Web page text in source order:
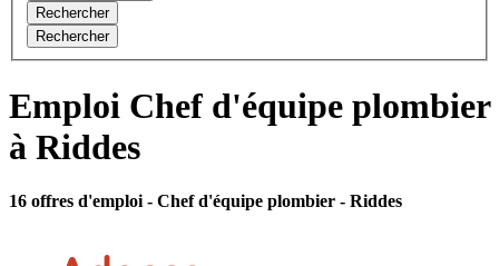
Rechercher
Rechercher
Emploi Chef d'équipe plombier
à Riddes
16 offres d'emploi - Chef d'équipe plombier - Riddes